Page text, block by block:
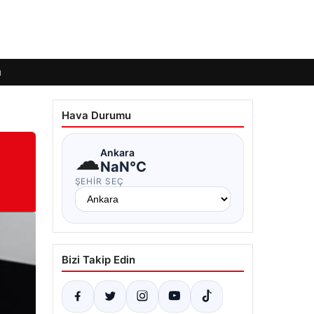
Hava Durumu
☁Ankara
NaN°C
ŞEHIR SEÇ
Bizi Takip Edin